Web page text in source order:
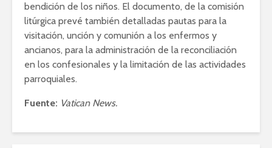
bendición de los niños. El documento, de la comisión
litúrgica prevé también detalladas pautas para la
visitación, unción y comunión a los enfermos y
ancianos, para la administración de la reconciliación
en los confesionales y la limitación de las actividades
parroquiales.
Fuente: Vatican News.